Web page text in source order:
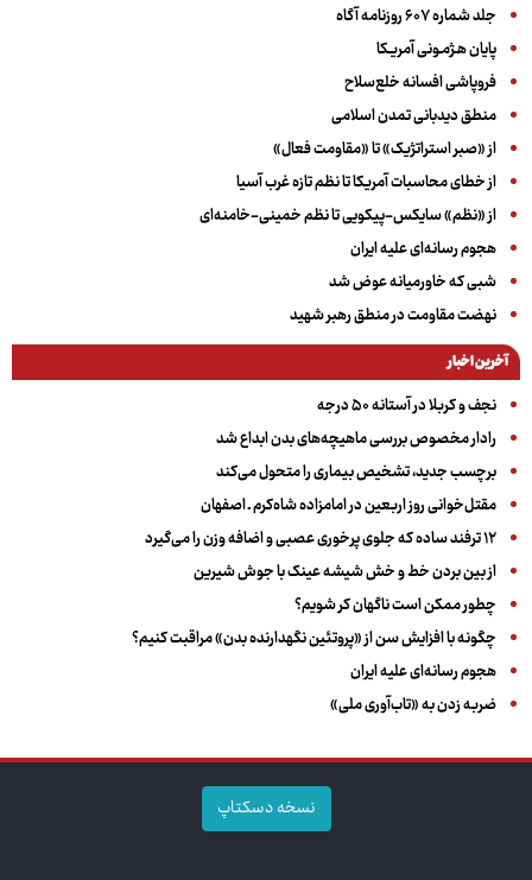
جلد شماره ۶۰۷ روزنامه آگاه
پایان هـژمـونی آمریـکا
فروپاشی افسانه خلع‌سلاح
منطق دیدبانی تمدن اسلامی
از «صبر استراتژیک» تا «مقاومت فعال»
از خطای محاسبات آمریکا تا نظم تازه غرب آسیا
از «نظم» سایکس-پیکویی تا نظم خمینی-خامنه‌ای
هجوم رسانه‌ای علیه ایران
شبی که خاورمیانه عوض شد
نهضت مقاومت در منطق رهبر شهید
آخرین اخبار
نجف و کربلا در آستانه ۵۰ درجه
رادار مخصوص بررسی ماهیچه‌های بدن ابداع شد
برچسب جدید، تشخیص بیماری را متحول می‌کند
مقتل‌خوانی روز اربعین در امامزاده شاه‌کرم ـ اصفهان
۱۲ ترفند ساده که جلوی پرخوری عصبی و اضافه ‌وزن را می‌گیرد
از بین بردن خط و خش شیشه عینک با جوش شیرین
چطور ممکن است ناگهان کر شویم؟
چگونه با افزایش سن از «پروتئین نگهدارنده بدن» مراقبت کنیم؟
هجوم رسانه‌ای علیه ایران
ضربه زدن به «تاب‌آوری ملی»
نسخه دسکتاپ